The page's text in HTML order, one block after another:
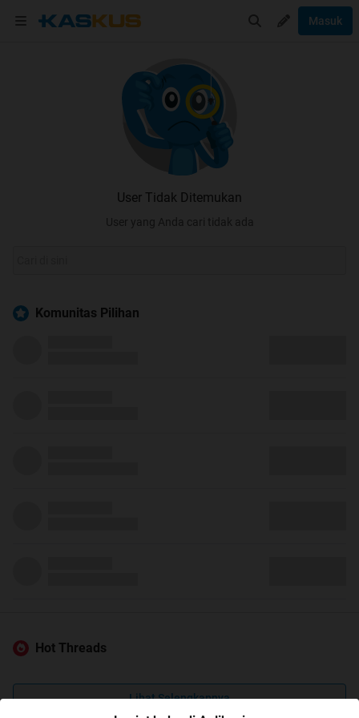
Masuk
User Tidak Ditemukan
User yang Anda cari tidak ada
Komunitas Pilihan
Hot Threads
Lihat Selengkapnya